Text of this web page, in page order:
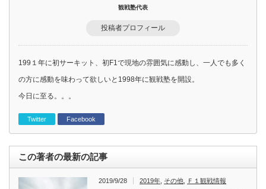
観戦塾代表
投稿者プロフィール
199１年に初サーキット、初F1で現地の雰囲気に感動し、一人でも多く
の方に感動を味わって欲しいと1998年に観戦塾を開設。
今日に至る。。。
Twitter Facebook
この著者の最新の記事
2019/9/28 2019年 その他 Ｆ１観戦情報